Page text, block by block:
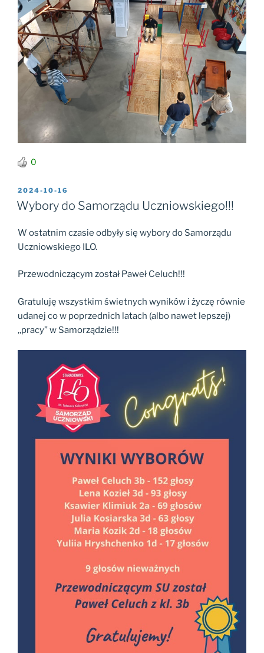
0
OPUBLIKOWANE
W
2024-10-16
Wybory do Samorządu Uczniowskiego!!!
W ostatnim czasie odbyły się wybory do Samorządu
Uczniowskiego ILO.
Przewodniczącym został Paweł Celuch!!!
Gratuluję wszystkim świetnych wyników i życzę równie
udanej co w poprzednich latach (albo nawet lepszej)
,,pracy” w Samorządzie!!!